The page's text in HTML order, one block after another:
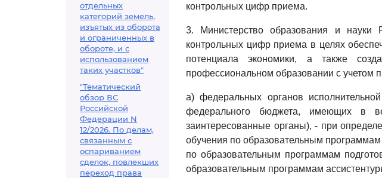
отдельных
категорий земель,
изъятых из оборота
и ограниченных в
обороте, и с
использованием
таких участков"
"Тематический
обзор ВС
Российской
Федерации N
12/2026. По делам,
связанным с
оспариванием
сделок, повлекших
переход права
контрольных цифр приема.
3. Министерство образования и науки
контрольных цифр приема в целях
потенциала экономики, а также
профессиональном образовании с учетом
а) федеральных органов
федерального бюджета, имеющих в
заинтересованные органы), - при
обучения по образовательным
по образовательным программам
образовательным программам